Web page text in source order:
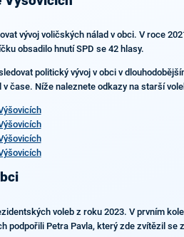
vývoj voličských nálad v obci. V roce
obsadilo hnutí SPD se 42 hlasy.
politický vývoj v obci v
čase. Níže naleznete odkazy na starší
voleb z roku 2023. V prvním
podpořili Petra Pavla, který zde zvítězil